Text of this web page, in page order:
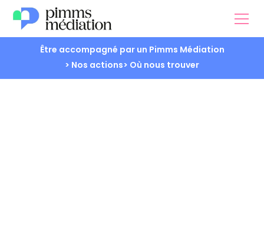
Être accompagné par un Pimms Médiation
> Nos actions> Où nous trouver